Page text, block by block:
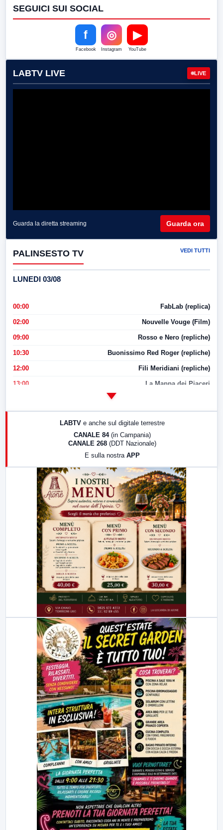
SEGUICI SUI SOCIAL
f
Facebook
◎
Instagram
▶
YouTube
LABTV LIVE LIVE
Guarda la diretta streaming Guarda ora
PALINSESTO TV VEDI TUTTI
LUNEDI 03/08
00:00 FabLab (replica)
02:00 Nouvelle Vouge (Film)
09:00 Rosso e Nero (repliche)
10:30 Buonissimo Red Roger (repliche)
12:00 Fili Meridiani (repliche)
13:00 La Mappa dei Piaceri
LabNews (replica)
LABTV e anche sul digitale terrestre
CANALE 84 (in Campania)
CANALE 268 (DDT Nazionale)
E sulla nostra APP